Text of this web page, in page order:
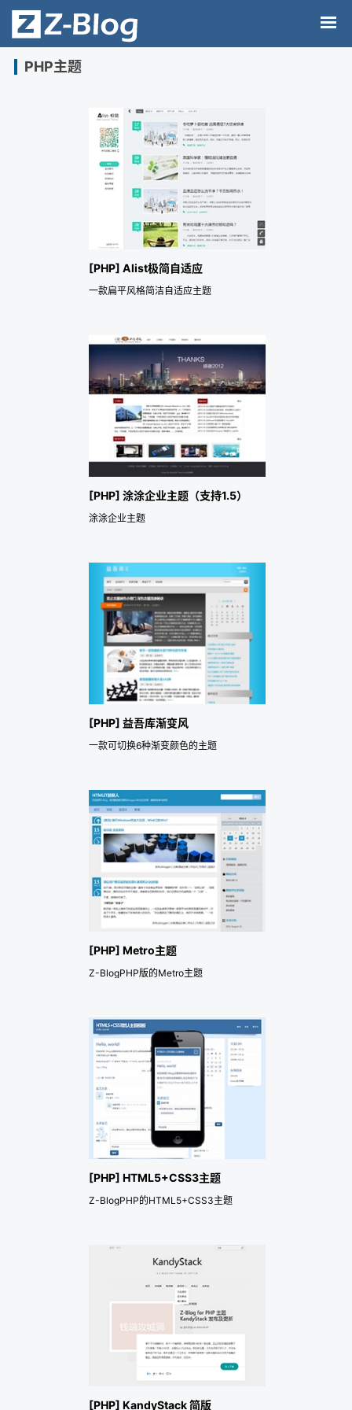
PHP主题
[PHP] Alist极简自适应
一款扁平风格简洁自适应主题
[PHP] 涂涂企业主题（支持1.5）
涂涂企业主题
[PHP] 益吾库渐变风
一款可切换6种渐变颜色的主题
[PHP] Metro主题
Z-BlogPHP版的Metro主题
[PHP] HTML5+CSS3主题
Z-BlogPHP的HTML5+CSS3主题
[PHP] KandyStack 简版